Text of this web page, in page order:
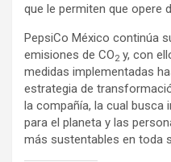
que le permiten que opere
PepsiCo México continúa
emisiones de CO2 y, con
medidas implementadas
estrategia de
la compañía, la cual busca
para el planeta y las
más sustentables en toda